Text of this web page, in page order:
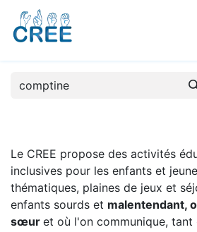
Le CREE propose des activités
inclusives pour les enfants et
thématiques, plaines de jeux et
enfants sourds et malentendant,
sœur et où l'on communique, tant